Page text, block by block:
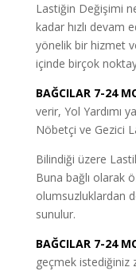
Lastiğin Değişimi
kadar hızlı devam
yönelik bir hizmet
içinde birçok
BAĞCILAR 7-24
verir, Yol Yardımı
Nöbetçi ve Gezici
Bilindiği üzere
Buna bağlı olarak
olumsuzluklardan
sunulur.
BAĞCILAR 7-24
geçmek istediğiniz